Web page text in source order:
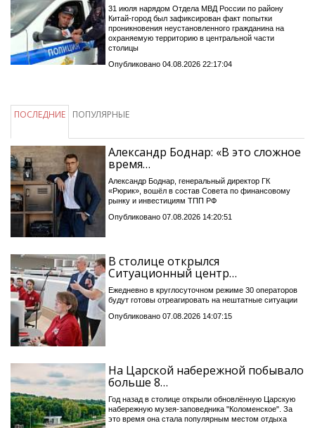
31 июля нарядом Отдела МВД России по району
Китай-город был зафиксирован факт попытки
проникновения неустановленного гражданина на
охраняемую территорию в центральной части
столицы
Опубликовано 04.08.2026 22:17:04
ПОСЛЕДНИЕ ПОПУЛЯРНЫЕ
Александр Боднар: «В это сложное
время…
Александр Боднар, генеральный директор ГК
«Рюрик», вошёл в состав Совета по финансовому
рынку и инвестициям ТПП РФ
Опубликовано 07.08.2026 14:20:51
В столице открылся
Ситуационный центр…
Ежедневно в круглосуточном режиме 30 операторов
будут готовы отреагировать на нештатные ситуации
Опубликовано 07.08.2026 14:07:15
На Царской набережной побывало
больше 8…
Год назад в столице открыли обновлённую Царскую
набережную музея-заповедника "Коломенское". За
это время она стала популярным местом отдыха